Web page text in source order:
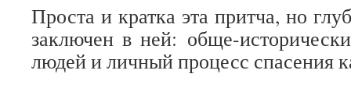
Проста и кратка эта притча, но
заключен в ней: обще-
людей и личный процесс спасения